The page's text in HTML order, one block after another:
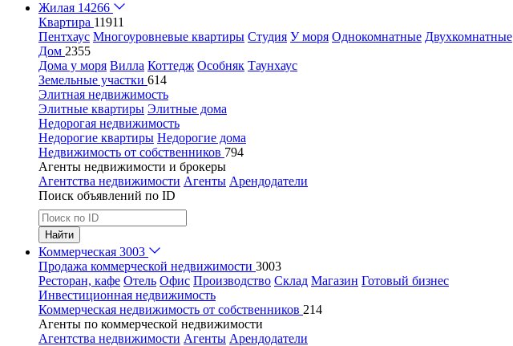
Жилая 14266
Квартира 11911
Пентхаус Многоуровневые квартиры Студия У моря Однокомнатные Двухкомнатные
Дом 2355
Дома у моря Вилла Коттедж Особняк Таунхаус
Земельные участки 614
Элитная недвижимость
Элитные квартиры Элитные дома
Недорогая недвижимость
Недорогие квартиры Недорогие дома
Недвижимость от собственников 794
Агенты недвижимости и брокеры
Агентства недвижимости Агенты Арендодатели
Поиск объявлений по ID
Найти
Коммерческая 3003
Продажа коммерческой недвижимости 3003
Ресторан, кафе Отель Офис Производство Склад Магазин Готовый бизнес
Инвестиционная недвижимость
Коммерческая недвижимость от собственников 214
Агенты по коммерческой недвижимости
Агентства недвижимости Агенты Арендодатели